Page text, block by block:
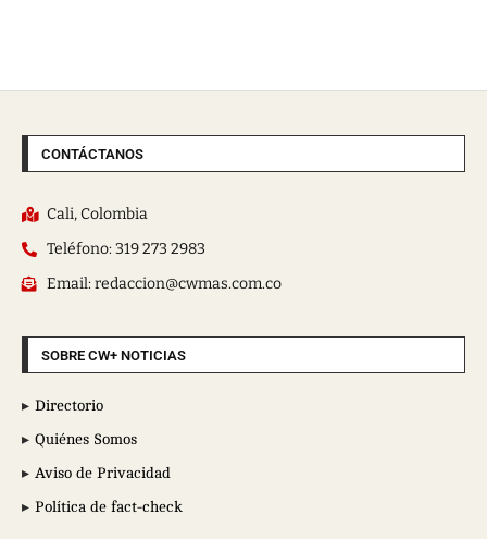
CONTÁCTANOS
Cali, Colombia
Teléfono: 319 273 2983
Email: redaccion@cwmas.com.co
SOBRE CW+ NOTICIAS
Directorio
Quiénes Somos
Aviso de Privacidad
Política de fact-check